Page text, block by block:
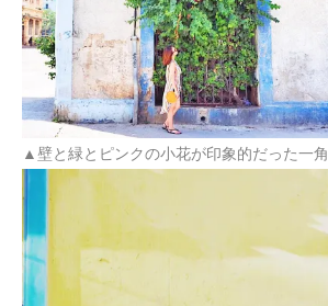
▲壁と緑とピンクの小花が印象的だった一角